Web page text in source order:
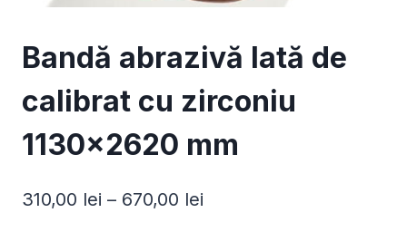
Bandă abrazivă lată de
calibrat cu zirconiu
1130×2620 mm
310,00 lei – 670,00 lei